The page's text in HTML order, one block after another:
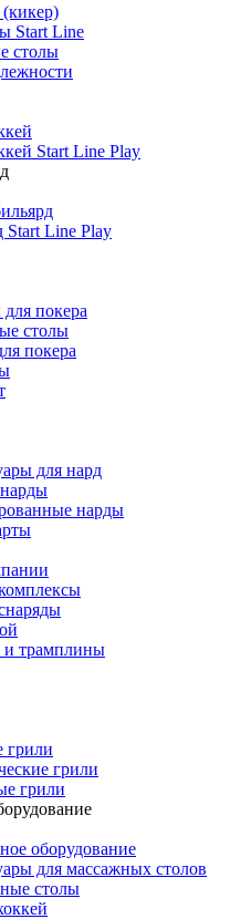
Start Line
столы
Start Line Play
Start Line Play
покера
столы
покера
для нард
нарды
трамплины
грили
грили
грили
оборудование
для массажных столов
столы